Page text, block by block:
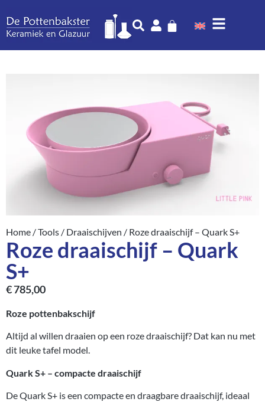
Home /Tools / Draaischijven / Roze draaischijf – Quark S+
Roze draaischijf – Quark
S+
€785,00
Roze pottenbakschijf
Altijd al willen draaien op een roze draaischijf? Dat kan nu met
dit leuke tafel model.
Quark S+ – compacte draaischijf
De Quark S+ is een compacte en draagbare draaischijf, ideaal